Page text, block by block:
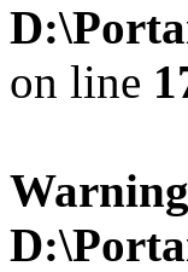
on line
Warning